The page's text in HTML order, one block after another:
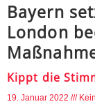
Bayern
London
Kippt die
19. Januar 2022